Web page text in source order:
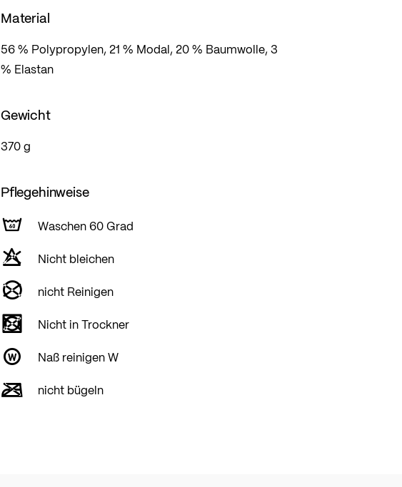
Material
56 % Polypropylen, 21 % Modal, 20 % Baumwolle, 3
% Elastan
Gewicht
370 g
Pflegehinweise
Waschen 60 Grad
Nicht bleichen
nicht Reinigen
Nicht in Trockner
Naß reinigen W
nicht bügeln